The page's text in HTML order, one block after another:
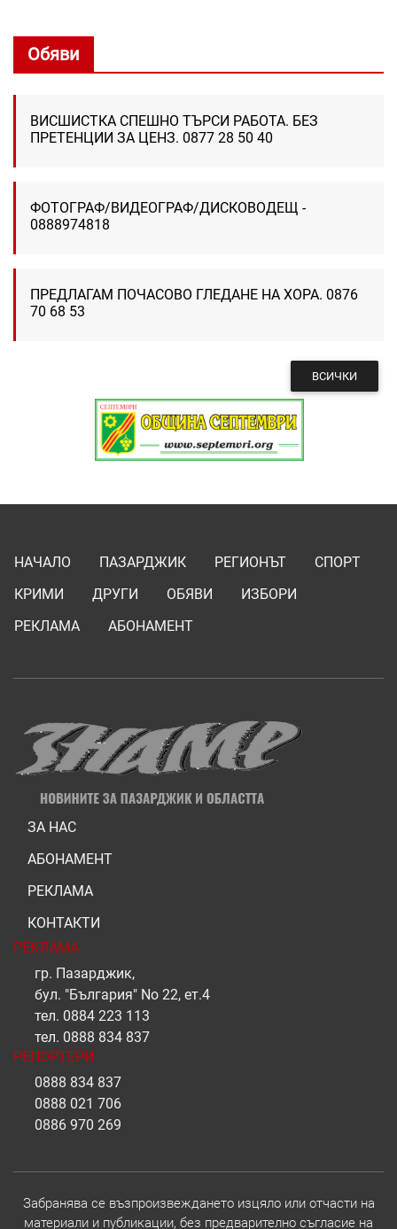
Обяви
ВИСШИСТКА СПЕШНО ТЪРСИ РАБОТА. БЕЗ
ПРЕТЕНЦИИ ЗА ЦЕНЗ. 0877 28 50 40
ФОТОГРАФ/ВИДЕОГРАФ/ДИСКОВОДЕЩ -
0888974818
ПРЕДЛАГАМ ПОЧАСОВО ГЛЕДАНЕ НА ХОРА. 0876
70 68 53
ВСИЧКИ
НАЧАЛО ПАЗАРДЖИК РЕГИОНЪТ
СПОРТ
КРИМИ
ДРУГИ ОБЯВИ
ИЗБОРИ
РЕКЛАМА
АБОНАМЕНТ
ЗА НАС
АБОНАМЕНТ
РЕКЛАМА
КОНТАКТИ
РЕКЛАМА
гр. Пазарджик,
бул. "България" No 22, ет.4
тел. 0884 223 113
тел. 0888 834 837
РЕПОРТЕРИ
0888 834 837
0888 021 706
0886 970 269
Забранява се възпроизвеждането изцяло или отчасти на
материали и публикации, без предварително съгласие на